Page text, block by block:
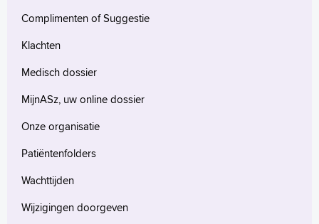
Complimenten of Suggestie
Klachten
Medisch dossier
MijnASz, uw online dossier
Onze organisatie
Patiëntenfolders
Wachttijden
Wijzigingen doorgeven